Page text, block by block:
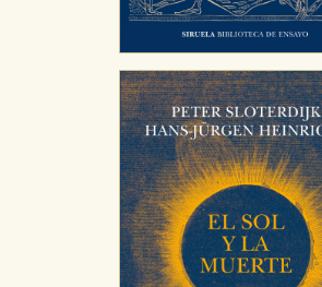
Cookies de rendimiento y analíticas
Estas cookies se utilizan para
de navegación y optimizar el
servicios para que no tenga que
vez que nos visita. La información
tanto, es anónima.
Cookies de publicidad y redes
Estas cookies son gestionadas por
publicitarios y se utilizan para
relevante para sus intereses en
almacenan directamente
que se basan en la identificación
navegador y dispositivo de internet.